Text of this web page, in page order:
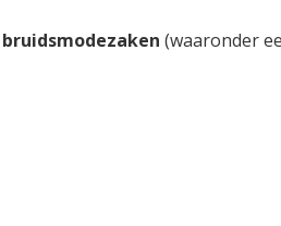
bruidsmodezaken (waaronder